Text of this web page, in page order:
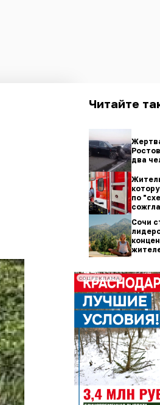
Читайте
два
по
Сочи
СОЦРЕКЛАМА